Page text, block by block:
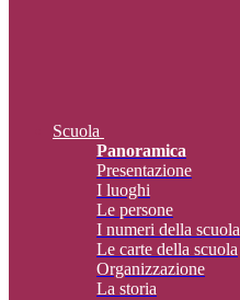
Scuola
Panoramica
Presentazione
I luoghi
Le persone
I numeri della scuola
Le carte della scuola
Organizzazione
La storia